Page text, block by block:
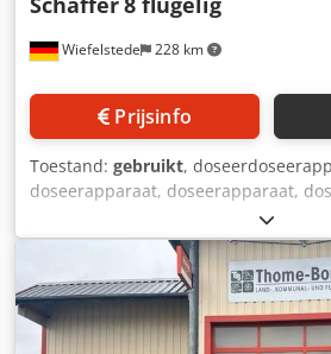
Wiefelstede 228 km
Prijsinfo
Toestand: gebruikt,
doseerapparaat, doseerapparaat,
schroeftransporteur,
transporttechniek, buisvormige
Cedpsl A Azcefx Ab Ajha -
doseerschroef, 8-bladig -
afmetingen zie foto's -afmeting
Gewicht: 12,1 kg